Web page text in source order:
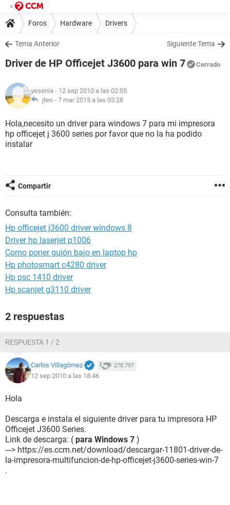
Foros Hardware Drivers
Tema Anterior Siguiente Tema
Driver de HP Officejet J3600 para win 7 Cerrado
yesenia - 12 sep 2010 a las 02:05
jten - 7 mar 2015 a las 03:28
Hola,necesito un driver para windows 7 para mi impresora
hp officejet j 3600 series por favor que no la ha podido
instalar
Compartir
Consulta también:
Hp officejet j3600 driver windows 8
Driver hp laserjet p1006
Como poner guión bajo en laptop hp
Hp photosmart c4280 driver
Hp psc 1410 driver
Hp scanjet g3110 driver
2 respuestas
RESPUESTA 1 / 2
Carlos Villagómez 278.797
12 sep 2010 a las 18:46
Hola
Descarga e instala el siguiente driver para tu impresora HP
Officejet J3600 Series.
Link de descarga: ( para Windows 7 )
---> https://es.ccm.net/download/descargar-11801-driver-de-
la-impresora-multifuncion-de-hp-officejet-j3600-series-win-7
.